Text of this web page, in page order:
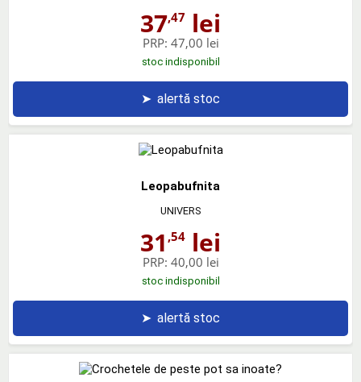
37,47 lei
PRP: 47,00 lei
stoc indisponibil
➤ alertă stoc
Leopabufnita
UNIVERS
31 ,54 lei
PRP: 40,00 lei
stoc indisponibil
➤ alertă stoc